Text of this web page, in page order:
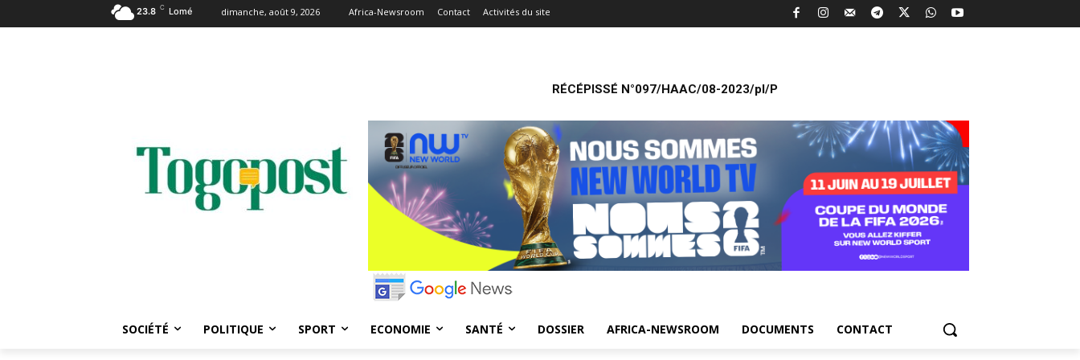
23.8 C Lomé dimanche, août 9, 2026 Africa-Newsroom Contact Activités du site
RÉCÉPISSÉ N°097/HAAC/08-2023/pl/P
SOCIÉTÉ POLITIQUE SPORT ECONOMIE SANTÉ DOSSIER AFRICA-NEWSROOM DOCUMENTS CONTACT